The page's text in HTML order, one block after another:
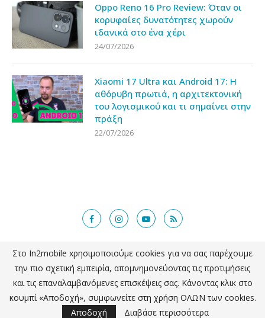
Oppo Reno 16 Pro Review: Όταν οι
κορυφαίες δυνατότητες χωρούν
ιδανικά στο ένα χέρι
24/07/2026
Xiaomi 17 Ultra και Android 17: Η
αθόρυβη πρωτιά, η αρχιτεκτονική
του λογισμικού και τι σημαίνει στην
πράξη
22/07/2026
@2018 - in2mobile.gr. All Right Reserved. Designed and developed by
mcde.gr
ΕΠΙΣΤΡΟΦΗ ΣΤΗΝ ΚΟΡΥΦΗ
Στο In2mobile xρησιμοποιούμε cookies για να σας παρέχουμε
την πιο σχετική εμπειρία, απομνημονεύοντας τις προτιμήσεις
και τις επαναλαμβανόμενες επισκέψεις σας. Κάνοντας κλικ στο
κουμπί «Αποδοχή», συμφωνείτε στη χρήση ΟΛΩΝ των cookies.
Αποδοχή
Διαβάσε περισσότερα